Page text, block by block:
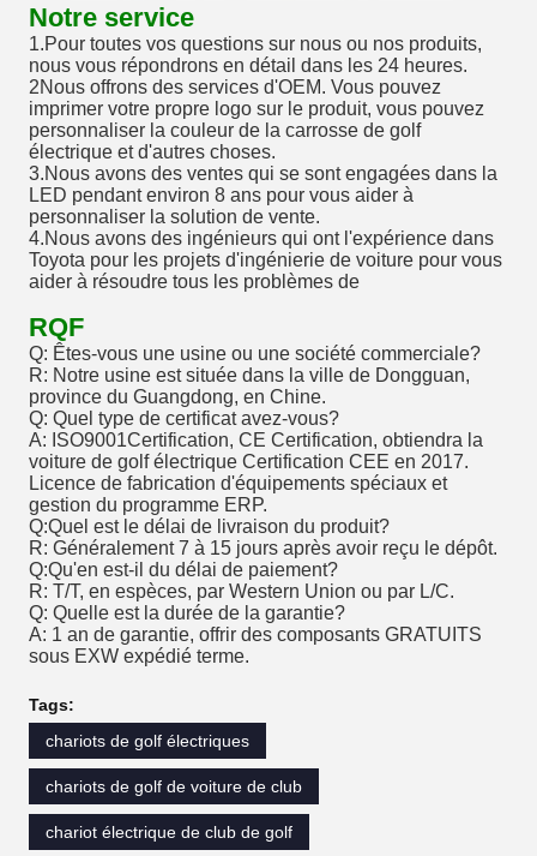
Notre service
1.Pour toutes vos questions sur nous ou nos produits,
nous vous répondrons en détail dans les 24 heures.
2Nous offrons des services d'OEM. Vous pouvez
imprimer votre propre logo sur le produit, vous pouvez
personnaliser la couleur de la carrosse de golf
électrique et d'autres choses.
3.Nous avons des ventes qui se sont engagées dans la
LED pendant environ 8 ans pour vous aider à
personnaliser la solution de vente.
4.Nous avons des ingénieurs qui ont l'expérience dans
Toyota pour les projets d'ingénierie de voiture pour vous
aider à résoudre tous les problèmes de
RQF
Q: Êtes-vous une usine ou une société commerciale?
R: Notre usine est située dans la ville de Dongguan,
province du Guangdong, en Chine.
Q: Quel type de certificat avez-vous?
A: ISO9001Certification, CE Certification, obtiendra la
voiture de golf électrique Certification CEE en 2017.
Licence de fabrication d'équipements spéciaux et
gestion du programme ERP.
Q:Quel est le délai de livraison du produit?
R: Généralement 7 à 15 jours après avoir reçu le dépôt.
Q:Qu'en est-il du délai de paiement?
R: T/T, en espèces, par Western Union ou par L/C.
Q: Quelle est la durée de la garantie?
A: 1 an de garantie, offrir des composants GRATUITS
sous EXW expédié terme.
Tags:
chariots de golf électriques
chariots de golf de voiture de club
chariot électrique de club de golf